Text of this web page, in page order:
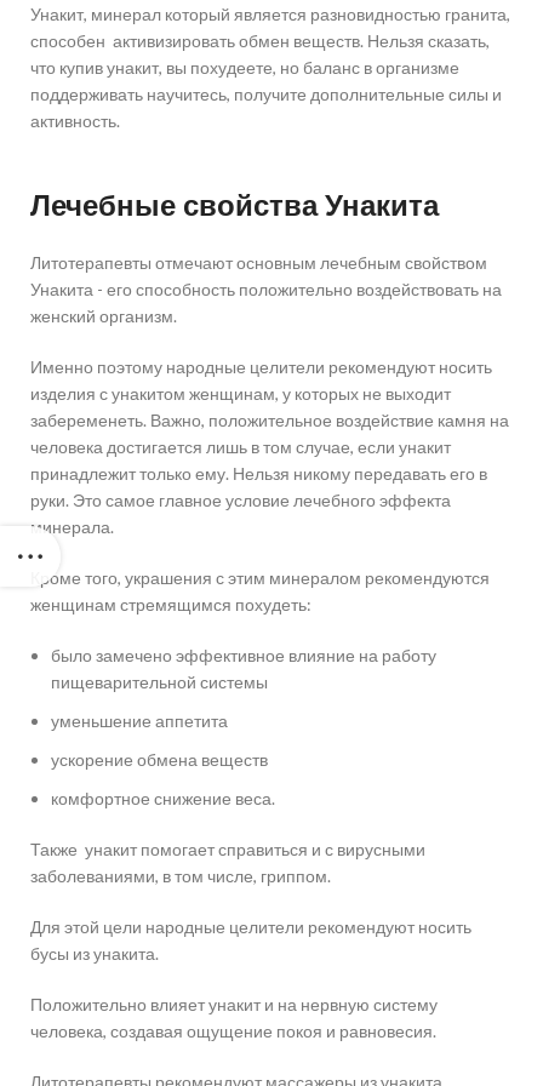
Унакит, минерал который является разновидностью гранита,
способен активизировать обмен веществ. Нельзя сказать,
что купив унакит, вы похудеете, но баланс в организме
поддерживать научитесь, получите дополнительные силы и
активность.
Лечебные свойства Унакита
Литотерапевты отмечают основным лечебным свойством
Унакита - его способность положительно воздействовать на
женский организм.
Именно поэтому народные целители рекомендуют носить
изделия с унакитом женщинам, у которых не выходит
забеременеть. Важно, положительное воздействие камня на
человека достигается лишь в том случае, если унакит
принадлежит только ему. Нельзя никому передавать его в
руки. Это самое главное условие лечебного эффекта
минерала.
Кроме того, украшения с этим минералом рекомендуются
женщинам стремящимся похудеть:
было замечено эффективное влияние на работу
пищеварительной системы
уменьшение аппетита
ускорение обмена веществ
комфортное снижение веса.
Также унакит помогает справиться и с вирусными
заболеваниями, в том числе, гриппом.
Для этой цели народные целители рекомендуют носить
бусы из унакита.
Положительно влияет унакит и на нервную систему
человека, создавая ощущение покоя и равновесия.